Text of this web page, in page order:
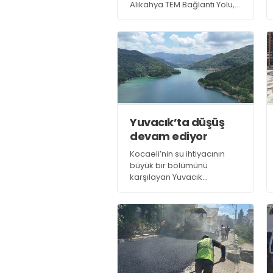
Alikahya TEM Bağlantı Yolu,
Teknoşehir projesinin son
durumunu yerinde görerek
teknik ekipten bilgi aldı
Yuvacık’ta düşüş
devam ediyor
Kocaeli’nin su ihtiyacının
büyük bir bölümünü
karşılayan Yuvacık
sıcaklıkları nedeniyle su
seviyesi yüzde 72’ye
geriledi. Baraj 31
Temmuz’dan bu yana
yüzde 1 oranında su kaybetti